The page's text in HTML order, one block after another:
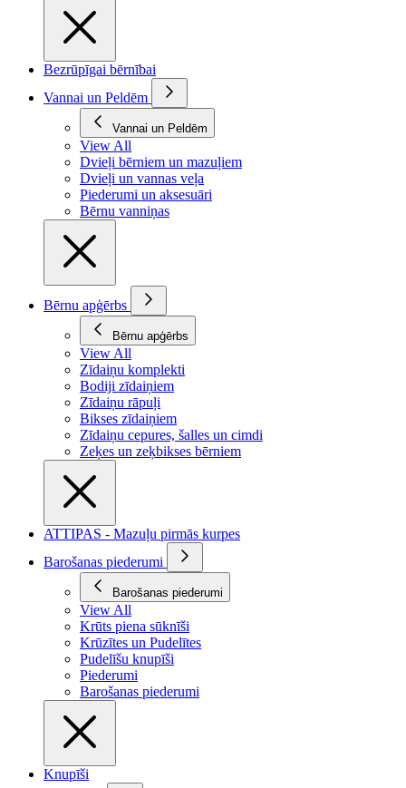
Bezrūpīgai bērnībai
Vannai un Peldēm
Vannai un Peldēm
View All
Dvieļi bērniem un mazuļiem
Dvieļi un vannas veļa
Piederumi un aksesuāri
Bērnu vanniņas
Bērnu apģērbs
Bērnu apģērbs
View All
Zīdaiņu komplekti
Bodiji zīdaiņiem
Zīdaiņu rāpuļi
Bikses zīdaiņiem
Zīdaiņu cepures, šalles un cimdi
Zeķes un zeķbikses bērniem
ATTIPAS - Mazuļu pirmās kurpes
Barošanas piederumi
Barošanas piederumi
View All
Krūts piena sūknīši
Krūzītes un Pudelītes
Pudelīšu knupīši
Piederumi
Barošanas piederumi
Knupīši